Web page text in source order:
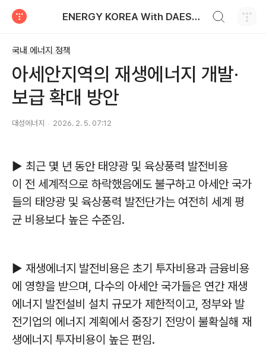
ENERGY KOREA With DAESUNG ENERGY
국내 에너지 정책
아세안지역의 재생에너지 개발·
보급 확대 방안
대성에너지 2026. 2. 5. 07:12
▶ 최근 몇 년 동안 태양광 및 육상풍력 발전비용
이 전 세계적으로 하락했음에도 불구하고 아세안 국가
들의 태양광 및 육상풍력 발전단가는 여전히 세계 평
균 비용보다 높은 수준임.
▶ 재생에너지 발전비용은 초기 투자비용과 금융비용
에 영향을 받으며, 다수의 아세안 국가들은 연간 재생
에너지 발전설비 설치 규모가 제한적이고, 정부와 발
전기업의 에너지 계획에서 중장기 전망이 불확실해 재
생에너지 투자비용이 높은 편임.